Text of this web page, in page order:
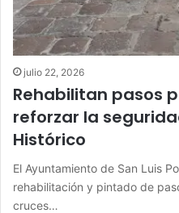
julio 22, 2026
Rehabilitan pasos
reforzar la
Histórico
El Ayuntamiento de San Luis
rehabilitación y pintado de
cruces…